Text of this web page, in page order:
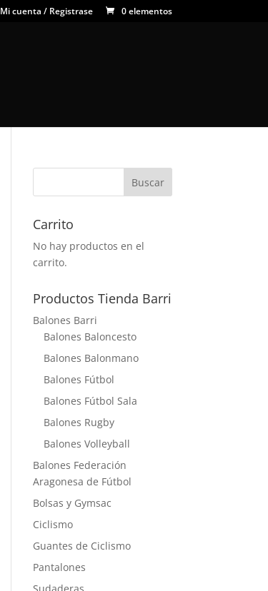
Mi cuenta / Registrase 0 elementos
Carrito
No hay productos en el
carrito.
Productos Tienda Barri
Balones Barri
Balones Baloncesto
Balones Balonmano
Balones Fútbol
Balones Fútbol Sala
Balones Rugby
Balones Volleyball
Balones Federación
Aragonesa de Fútbol
Bolsas y Gymsac
Ciclismo
Guantes de Ciclismo
Pantalones